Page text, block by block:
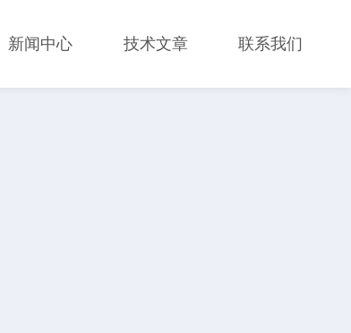
新闻中心 技术文章 联系我们